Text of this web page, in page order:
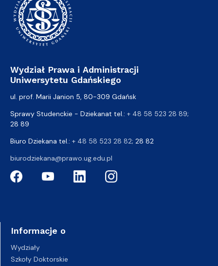
Wydział Prawa i Administracji
Uniwersytetu Gdańskiego
ul. prof. Marii Janion 5, 80-309 Gdańsk
Sprawy Studenckie - Dziekanat tel.: + 48 58 523 28 89;
28 89
Biuro Dziekana tel.: + 48 58 523 28 82; 28 82
biurodziekana@prawo.ug.edu.pl
Informacje o
Wydziały
Szkoły Doktorskie